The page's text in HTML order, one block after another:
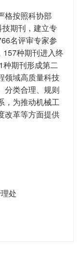
格按照科协部
期刊，建立专
名评审专家参
157种期刊进入终
期刊形成第二
领域高质量科技
分类合理、规则
，为推动机械工
改革等方面提供
处